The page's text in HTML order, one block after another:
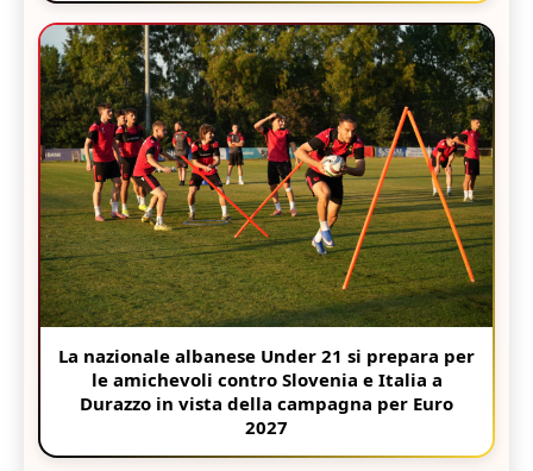
La nazionale albanese Under 21 si prepara per
le amichevoli contro Slovenia e Italia a
Durazzo in vista della campagna per Euro
2027